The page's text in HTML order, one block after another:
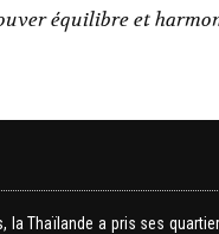
équilibre et
la Thaïlande a pris ses